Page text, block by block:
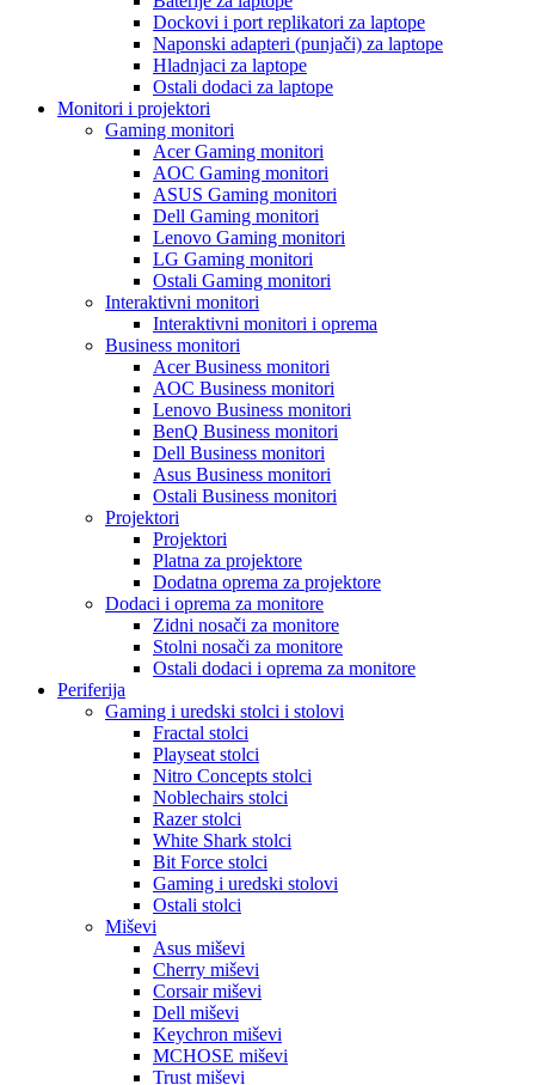
Dockovi i port replikatori za laptope
Naponski adapteri (punjači) za laptope
Hladnjaci za laptope
Ostali dodaci za laptope
Monitori i projektori
Gaming monitori
Acer Gaming monitori
AOC Gaming monitori
ASUS Gaming monitori
Dell Gaming monitori
Lenovo Gaming monitori
LG Gaming monitori
Ostali Gaming monitori
Interaktivni monitori
Interaktivni monitori i oprema
Business monitori
Acer Business monitori
AOC Business monitori
Lenovo Business monitori
BenQ Business monitori
Dell Business monitori
Asus Business monitori
Ostali Business monitori
Projektori
Projektori
Platna za projektore
Dodatna oprema za projektore
Dodaci i oprema za monitore
Zidni nosači za monitore
Stolni nosači za monitore
Ostali dodaci i oprema za monitore
Periferija
Gaming i uredski stolci i stolovi
Fractal stolci
Playseat stolci
Nitro Concepts stolci
Noblechairs stolci
Razer stolci
White Shark stolci
Bit Force stolci
Gaming i uredski stolovi
Ostali stolci
Miševi
Asus miševi
Cherry miševi
Corsair miševi
Dell miševi
Keychron miševi
MCHOSE miševi
Trust miševi